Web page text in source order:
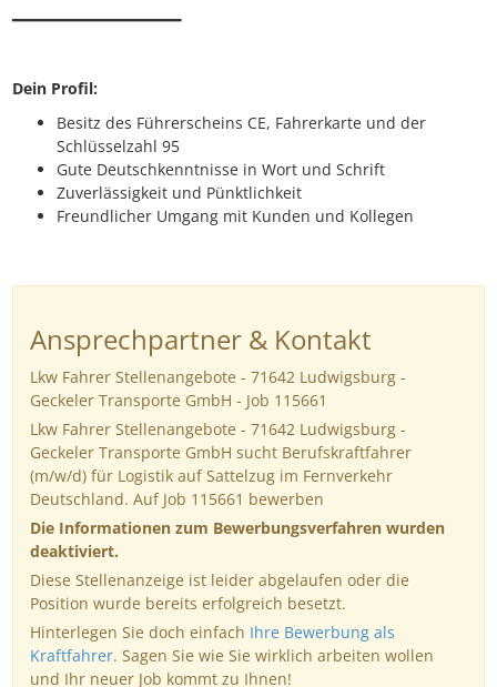
━━━━━━━━━━━━━━━━━━━
Dein Profil:
Besitz des Führerscheins CE, Fahrerkarte und der
Schlüsselzahl 95
Gute Deutschkenntnisse in Wort und Schrift
Zuverlässigkeit und Pünktlichkeit
Freundlicher Umgang mit Kunden und Kollegen
Ansprechpartner & Kontakt
Lkw Fahrer Stellenangebote - 71642 Ludwigsburg -
Geckeler Transporte GmbH - Job 115661
Lkw Fahrer Stellenangebote - 71642 Ludwigsburg -
Geckeler Transporte GmbH sucht Berufskraftfahrer
(m/w/d) für Logistik auf Sattelzug im Fernverkehr
Deutschland. Auf Job 115661 bewerben
Die Informationen zum Bewerbungsverfahren wurden
deaktiviert.
Diese Stellenanzeige ist leider abgelaufen oder die
Position wurde bereits erfolgreich besetzt.
Hinterlegen Sie doch einfach Ihre Bewerbung als
Kraftfahrer. Sagen Sie wie Sie wirklich arbeiten wollen
und Ihr neuer Job kommt zu Ihnen!